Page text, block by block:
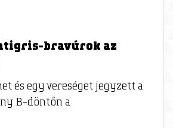
bravúrok az
és egy vereséget jegyzett a
B-döntőn a